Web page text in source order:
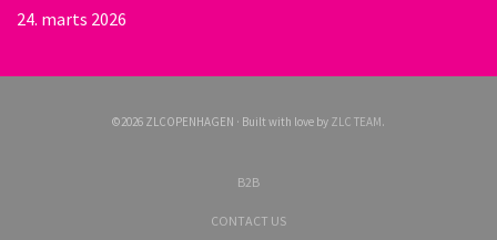
24. marts 2026
©2026 ZLCOPENHAGEN · Built with love by ZLC TEAM.
B2B
CONTACT US